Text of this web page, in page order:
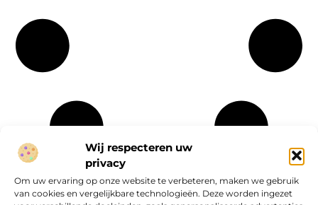
Wij respecteren uw
privacy
Om uw ervaring op onze website te verbeteren, maken we gebruik
van cookies en vergelijkbare technologieën. Deze worden ingezet
Onze informatie